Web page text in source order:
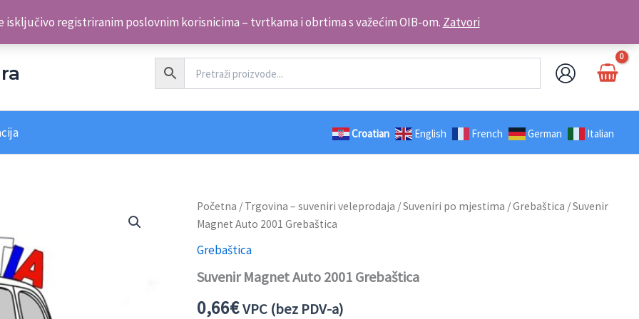
isključivo registriranim poslovnim korisnicima – tvrtkama i obrtima s važećim OIB-om. ZatvoriKontakt telefon: +385 98 179 3891
Croatian English French German Italian
Početna / Trgovina – suveniri veleprodaja /Suveniri po mjestima /Grebaštica / Suvenir
Magnet Auto 2001 Grebaštica
Grebaštica
Suvenir Magnet Auto 2001 Grebaštica
0,66€VPC (bez PDV-a)